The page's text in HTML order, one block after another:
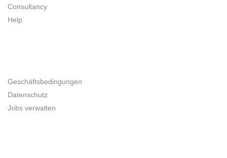
Consultancy
Help
Geschäftsbedingungen
Datenschutz
Jobs verwalten